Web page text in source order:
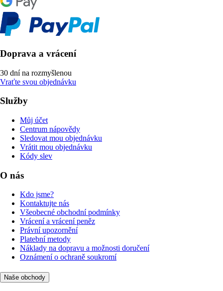
Doprava a vrácení
30 dní na rozmyšlenou
Vraťte svou objednávku
Služby
Můj účet
Centrum nápovědy
Sledovat mou objednávku
Vrátit mou objednávku
Kódy slev
O nás
Kdo jsme?
Kontaktujte nás
Všeobecné obchodní podmínky
Vrácení a vrácení peněz
Právní upozornění
Platební metody
Náklady na dopravu a možnosti doručení
Oznámení o ochraně soukromí
Naše obchody